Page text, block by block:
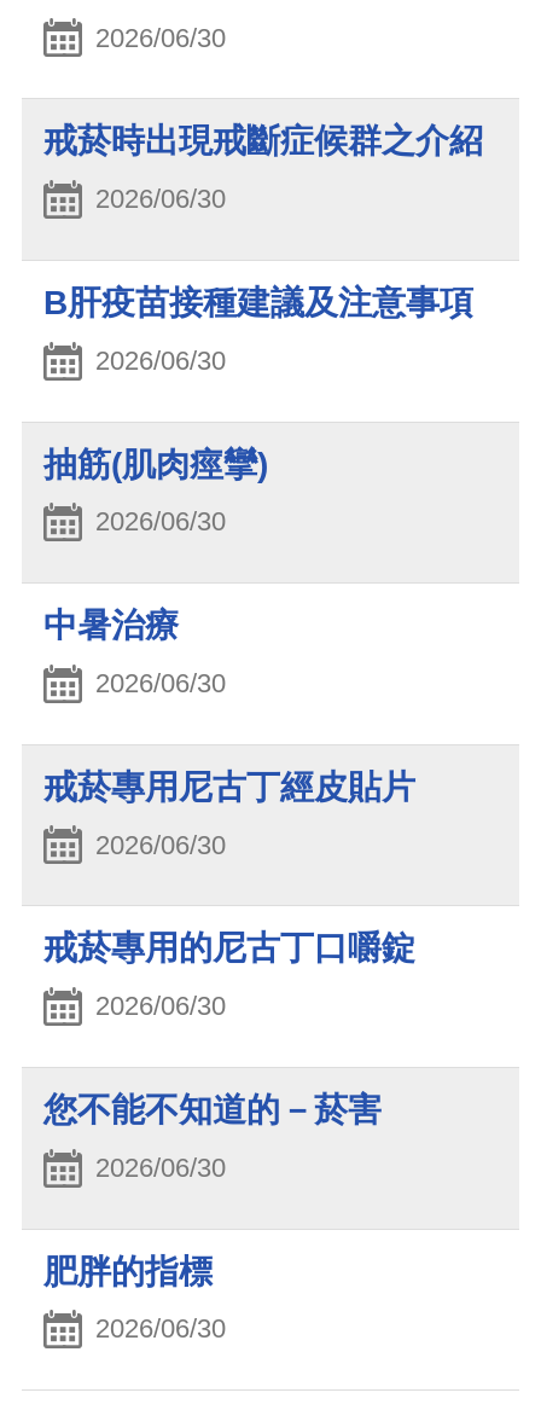
2026/06/30
戒菸時出現戒斷症候群之介紹
2026/06/30
B肝疫苗接種建議及注意事項
2026/06/30
抽筋(肌肉痙攣)
2026/06/30
中暑治療
2026/06/30
戒菸專用尼古丁經皮貼片
2026/06/30
戒菸專用的尼古丁口嚼錠
2026/06/30
您不能不知道的－菸害
2026/06/30
肥胖的指標
2026/06/30